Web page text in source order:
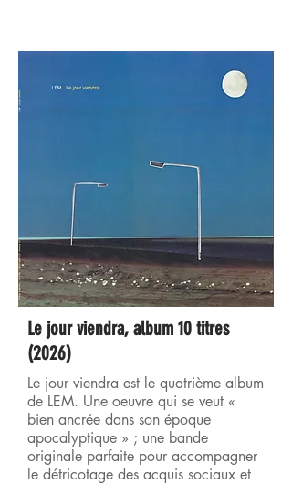
Le jour viendra, album 10 titres
(2026)
Le jour viendra est le quatrième album
de LEM. Une oeuvre qui se veut «
bien ancrée dans son époque
apocalyptique » ; une bande
originale parfaite pour accompagner
le détricotage des acquis sociaux et